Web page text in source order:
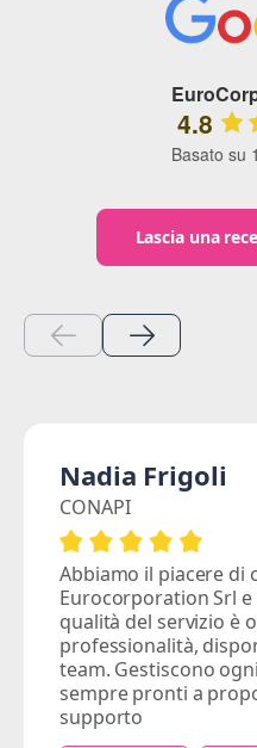
4.8
Basato su
Lascia una
Nadia Frigoli
CONAPI
Abbiamo il piacere di
Eurocorporation Srl
qualità del servizio è
professionalità,
team. Gestiscono
sempre pronti a
supporto